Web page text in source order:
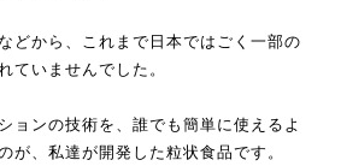
どから、これまで日本ではごく一部の
ていませんでした。
ョンの技術を、誰でも簡単に使えるよ
が、私達が開発した粒状食品です。